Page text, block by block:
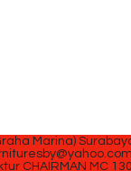
Marina)
CHAIRMAN MC